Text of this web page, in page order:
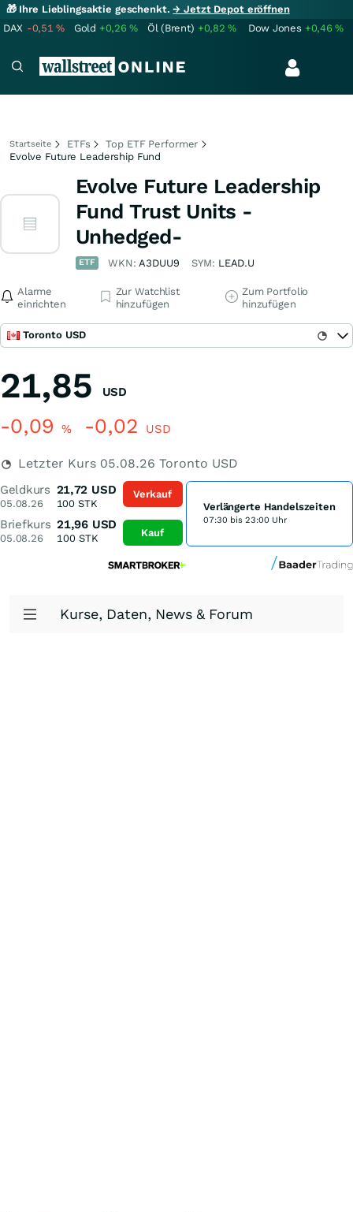
🎁 Ihre Lieblingsaktie geschenkt.→ Jetzt Depot eröffnen
DAX -0,51% Gold +0,26% Öl (Brent) +0,82% Dow Jones +0,46%
Startseite ETFs
Top ETF Performer
Evolve Future Leadership Fund
Evolve Future Leadership
Fund Trust Units -
Unhedged-
ETF WKN:A3DUU9 SYM: LEAD.U
Alarme
einrichten
Zur Watchlist
hinzufügen
Zum Portfolio
hinzufügen
Toronto USD
21,85 USD
-0,09 % -0,02 USD
Letzter Kurs 05.08.26 Toronto USD
Geldkurs
05.08.26
21,72 USD
100 STK
Briefkurs
05.08.26
21,96 USD
100STK
Verkauf
Kauf
Verlängerte Handelszeiten
07:30 bis 23:00 Uhr
Kurse, Daten, News & Forum